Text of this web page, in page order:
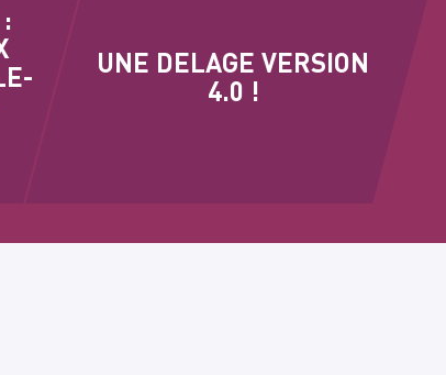
UNE DELAGE VERSION
4.0 !